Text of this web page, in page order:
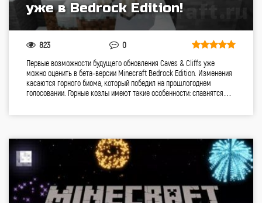
уже в Bedrock Edition!
823 0
Первые возможности будущего обновления Caves & Cliffs уже
можно оценить в бета-версии Minecraft Bedrock Edition. Изменения
касаются горного биома, который победил на прошлогоднем
голосовании. Горные козлы имеют такие особенности: спавнятся…